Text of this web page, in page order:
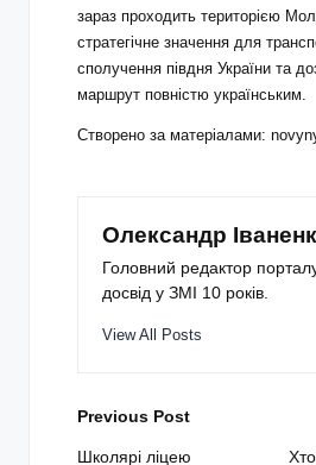
зараз проходить територією
стратегічне значення для
сполучення півдня України та
маршрут повністю українським.
Створено за матеріалами:
Олександр
Головний редактор
досвід у ЗМІ 10 років.
View All Posts
Post
Previous Post
Школярі ліцею